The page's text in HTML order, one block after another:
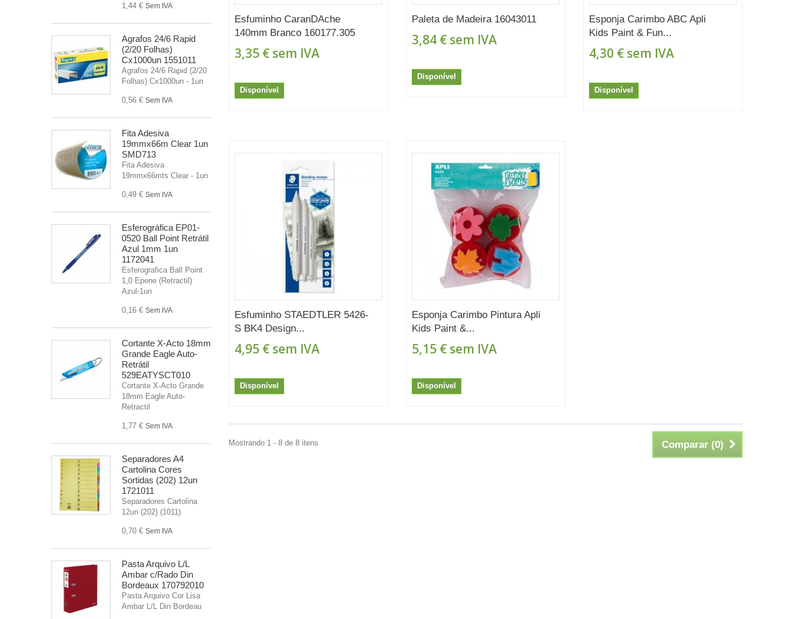
1,44 € Sem IVA
Agrafos 24/6 Rapid
(2/20 Folhas)
Cx1000un 1551011
Agrafos 24/6 Rapid (2/20
Folhas) Cx1000un - 1un
0,56 € Sem IVA
Fita Adesiva
19mmx66m Clear 1un
SMD713
Fita Adesiva
19mmx66mts Clear - 1un
0,49 € Sem IVA
Esferográfica EP01-
0520 Ball Point Retrátil
Azul 1mm 1un
1172041
Esferografica Ball Point
1,0 Epene (Retractil)
Azul-1un
0,16 € Sem IVA
Cortante X-Acto 18mm
Grande Eagle Auto-
Retrátil
529EATYSCT010
Cortante X-Acto Grande
18mm Eagle Auto-
Retractil
1,77 € Sem IVA
Separadores A4
Cartolina Cores
Sortidas (202) 12un
1721011
Separadores Cartolina
12un (202) (1011)
0,70 € Sem IVA
Pasta Arquivo L/L
Ambar c/Rado Din
Bordeaux 170792010
Pasta Arquivo Cor Lisa
Ambar L/L Din Bordeau
Esfuminho CaranDAche
140mm Branco 160177.305
3,35 € sem IVA
Disponível
Paleta de Madeira 16043011
3,84 €sem IVA
Disponível
Esponja Carimbo ABC Apli
Kids Paint & Fun...
4,30 €sem IVA
Disponível
Esfuminho STAEDTLER 5426-
S BK4 Design...
4,95 € sem IVA
Disponível
Esponja Carimbo Pintura Apli
Kids Paint &...
5,15 €sem IVA
Disponível
Comparar (0)
Mostrando 1 - 8 de 8 itens